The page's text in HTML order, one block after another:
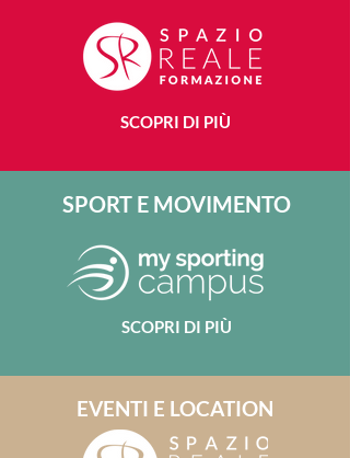
SCOPRI DI PIÙ
SPORT E MOVIMENTO
SCOPRI DI PIÙ
EVENTI E LOCATION